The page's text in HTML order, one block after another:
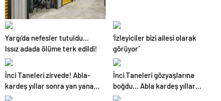
Eşya Depolama Hizmeti
Yargı’da nefesler tutuldu…
Issız adada ölüme terk edildi!
‘İzleyiciler bizi ailesi olarak
görüyor’
İnci Taneleri zirvede! Abla-
kardeş yıllar sonra yan yana…
İnci Taneleri gözyaşlarına
boğdu… Abla kardeş yıllar
sonra kavuştu!